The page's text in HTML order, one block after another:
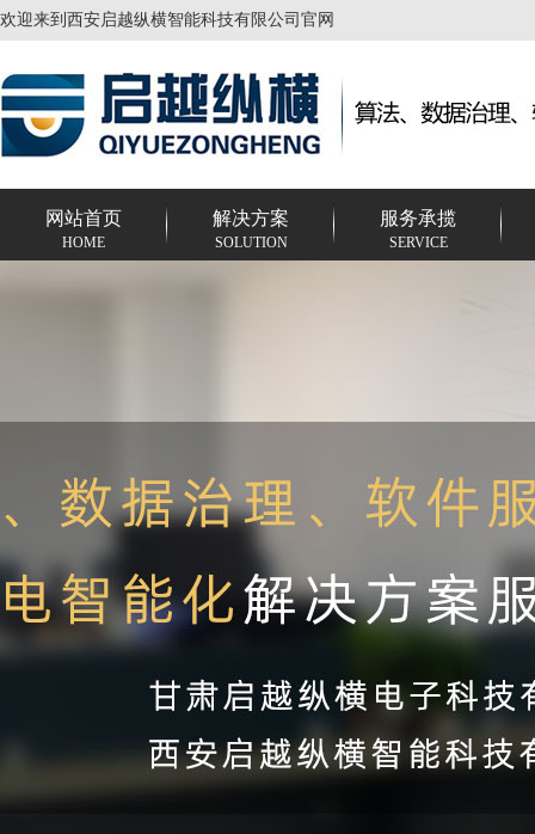
欢迎来到西安启越纵横智能科技有限公司官网
网站首页
HOME
解决方案
SOLUTION
服务承揽
SERVICE